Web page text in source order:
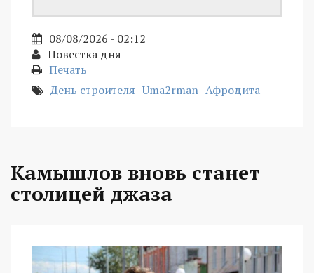
08/08/2026 - 02:12
Повестка дня
Печать
День строителя Uma2rman Афродита
Камышлов вновь станет
столицей джаза